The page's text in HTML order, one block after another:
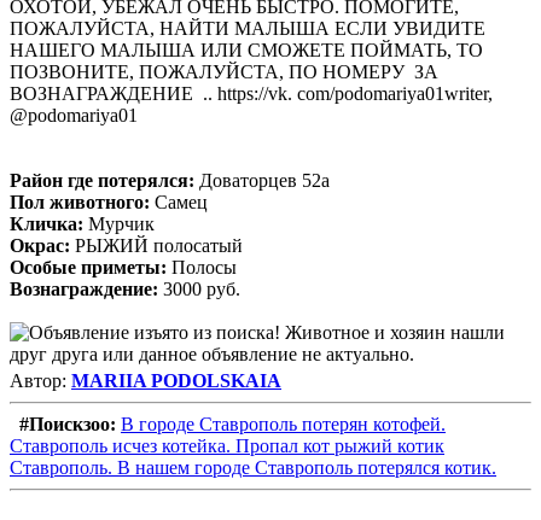
ОХОТОЙ, УБЕЖАЛ ОЧЕНЬ БЫСТРО. ПОМОГИТЕ,
ПОЖАЛУЙСТА, НАЙТИ МАЛЫША ЕСЛИ УВИДИТЕ
НАШЕГО МАЛЫША ИЛИ СМОЖЕТЕ ПОЙМАТЬ, ТО
ПОЗВОНИТЕ, ПОЖАЛУЙСТА, ПО НОМЕРУ ЗА
ВОЗНАГРАЖДЕНИЕ .. https://vk. com/podomariya01writer,
@podomariya01
Район где потерялся: Доваторцев 52а
Пол животного: Самец
Кличка: Мурчик
Окрас: РЫЖИЙ полосатый
Особые приметы: Полосы
Вознаграждение: 3000 руб.
Автор: MARIIA PODOLSKAIA
#Поискзоо: В городе Ставрополь потерян котофей.
Ставрополь исчез котейка. Пропал кот рыжий котик
Ставрополь. В нашем городе Ставрополь потерялся котик.